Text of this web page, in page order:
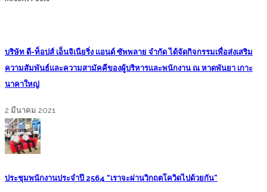
บริษัท ดี-ท็อปส์ เอ็นจิเนียริ่ง แอนด์ ซัพพลาย จำกัด ได้จัดกิจกรรมเพื่อส่งเสริม
ความสัมพันธ์และความสามัคคีของผู้บริหารและพนักงาน ณ หาดพันยา เกาะ
นาคาใหญ่
2 มีนาคม 2021
ประชุมพนักงานประจำปี 2564 “เราจะผ่านวิกฤตโควิดไปด้วยกัน”